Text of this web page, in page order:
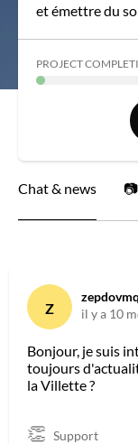
et émettre du
PROJECT
Chat & news
Z
il y a 10
Bonjour, je suis
toujours
la Villette ?
Support